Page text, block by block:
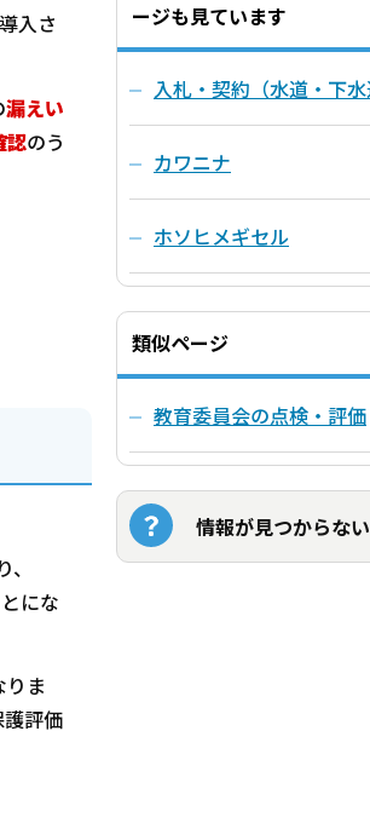
入さ
漏えい
認のう
にな
ま
評価
ージも見ています
入札・契約（水道・下水
カワニナ
ホソヒメギセル
類似ページ
教育委員会の点検・評価
情報が見つからな